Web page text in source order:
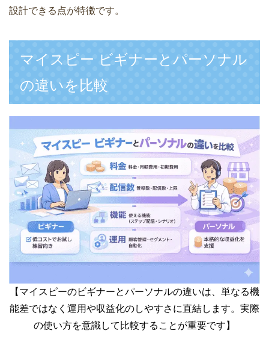
設計できる点が特徴です。
マイスピー ビギナーとパーソナル
の違いを比較
【マイスピーのビギナーとパーソナルの違いは、単なる機
能差ではなく運用や収益化のしやすさに直結します。実際
の使い方を意識して比較することが重要です】